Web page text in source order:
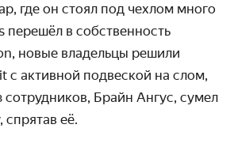
где он стоял под чехлом много
перешёл в собственность
новые владельцы решили
с активной подвеской на слом,
сотрудников, Брайн Ангус, сумел
её.